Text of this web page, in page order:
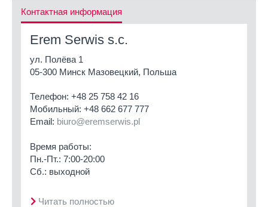
Контактная информация
Erem Serwis s.c.
ул. Полёва 1
05-300 Минск Мазовецкий, Польша
Телефон: +48 25 758 42 16
Мобильный: +48 662 677 777
Email: biuro@eremserwis.pl
Время работы:
Пн.-Пт.: 7:00-20:00
Сб.: выходной
Читать полностью